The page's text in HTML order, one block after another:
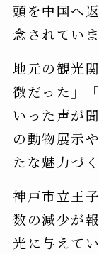
頭を中国へ
念されていま
地元の観光
徴だった」
いった声が
の動物展示
たな魅力づ
神戸市立王
数の減少が
光に与えて